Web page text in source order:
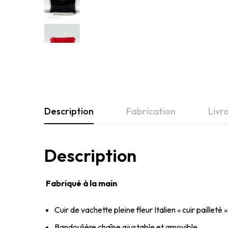
Description Fabrication
Description
Fabriqué à la main
Cuir de vachette pleine fleur Italien « cuir pailleté